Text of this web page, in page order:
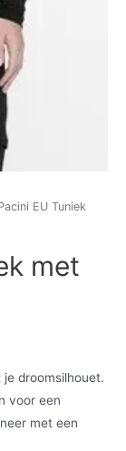
EU Tuniek
met
droomsilhouet.
voor een
met een